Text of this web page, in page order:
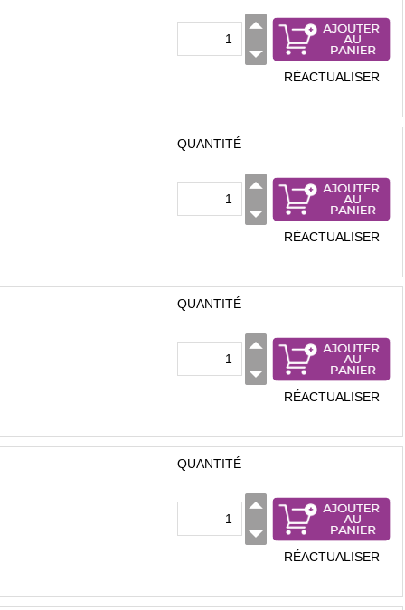
RÉACTUALISER
QUANTITÉ
RÉACTUALISER
QUANTITÉ
RÉACTUALISER
QUANTITÉ
RÉACTUALISER